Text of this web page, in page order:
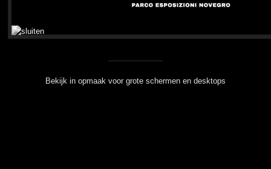
Bekijk in opmaak voor grote schermen en desktops